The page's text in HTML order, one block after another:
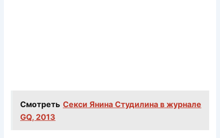
Смотреть Секси Янина Студилина в журнале
GQ, 2013